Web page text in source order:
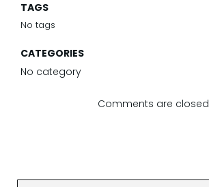
TAGS
No tags
CATEGORIES
No category
Comments are closed